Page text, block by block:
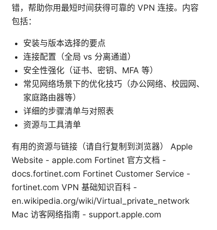
错，帮助你用最短时间获得可靠的 VPN 连接。内容
包括：
安装与版本选择的要点
连接配置（全局 vs 分离通道）
安全性强化（证书、密钥、MFA 等）
常见网络场景下的优化技巧（办公网络、校园网、
家庭路由器等）
详细的步骤清单与对照表
资源与工具清单
有用的资源与链接（请自行复制到浏览器） Apple
Website - apple.com Fortinet 官方文档 -
docs.fortinet.com Fortinet Customer Service -
fortinet.com VPN 基础知识百科 -
en.wikipedia.org/wiki/Virtual_private_network
Mac 访客网络指南 - support.apple.com